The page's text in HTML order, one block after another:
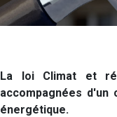
La loi Climat et
accompagnées
énergétique.